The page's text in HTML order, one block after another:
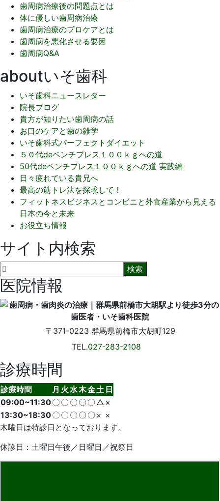
歯周病治療後の問題点とは
体に優しい歯周病治療
歯周病治療のプロケアとは
歯周病を悪化させる要因
歯周病Q&A
aboutいそ歯科
いそ歯科ニュースレター
院長ブログ
貴方が知りたい歯周病の話
お口のケアと歯の雑学
いそ歯科式パーフェクトダイエット
５０代deベンチプレス１００ｋｇへの道
50代deベンチプレス１００ｋｇへの道 実践編
日々疲れている貴兄へ
最高の筋トレ法を探求して！
フィットネスビジネスとコンビニと外食産業から見える
日本の今と未来
お役立ち情報
サイト内検索
医院情報
〒371-0223 群馬県前橋市大胡町129
TEL.027-283-2108
診療時間
診療時間 月 火水木金土 日
09:00~11:30〇 〇 〇 〇 〇 △ ×
13:30~18:30〇 〇 〇 〇 〇 × ×
木曜日は特診日となっております。
休診日：土曜日午後／日曜日／祝祭日